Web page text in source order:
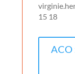
15 18
ACO